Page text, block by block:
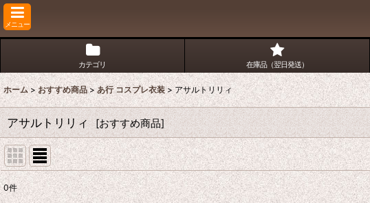
メニュー
カテゴリ 在庫品（翌日発送）
ホーム > おすすめ商品 > あ行 コスプレ衣装 > アサルトリリィ
アサルトリリィ [おすすめ商品]
表示数:
0件